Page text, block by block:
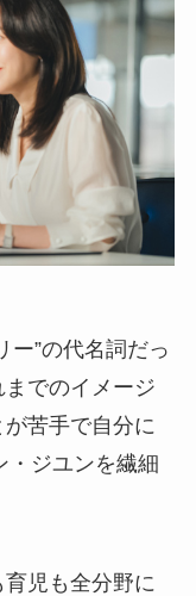
ー”の代名詞だっ
でのイメージ
苦手で自分に
・ジユンを繊細
児も全分野に